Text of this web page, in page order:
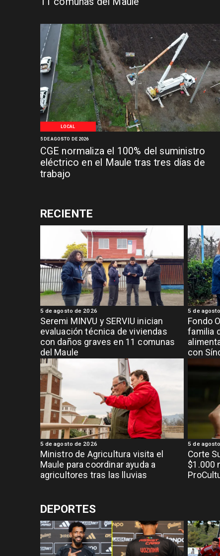
LOCAL
CGE normaliza el 100% del suministro
eléctrico en el Maule tras tres días de
trabajo
5 DE AGOSTO DE 2026
RECIENTE
Seremi MINVU y SERVIU inician
evaluación técnica de viviendas
con daños graves en 11 comunas
del Maule
5 de agosto de 2026
Fondo
familia
con
5 de
Ministro de Agricultura visita el
Maule para coordinar ayuda a
agricultores tras las lluvias
5 de agosto de 2026
Corte
$1.000
5 de
DEPORTES